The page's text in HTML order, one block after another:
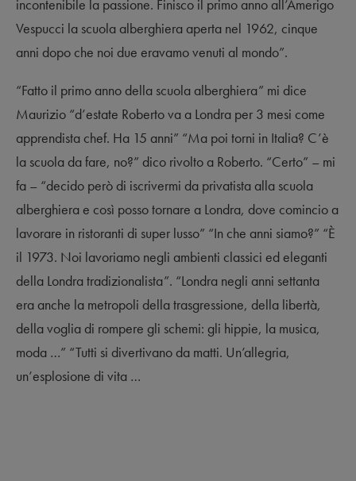
incontenibile la passione. Finisco il primo anno all’Amerigo
Vespucci la scuola alberghiera aperta nel 1962, cinque
anni dopo che noi due eravamo venuti al mondo”.
“Fatto il primo anno della scuola alberghiera” mi dice
Maurizio “d’estate Roberto va a Londra per 3 mesi come
apprendista chef. Ha 15 anni” “Ma poi torni in Italia? C’è
la scuola da fare, no?” dico rivolto a Roberto. “Certo” – mi
fa – “decido però di iscrivermi da privatista alla scuola
alberghiera e così posso tornare a Londra, dove comincio a
lavorare in ristoranti di super lusso” “In che anni siamo?” “È
il 1973. Noi lavoriamo negli ambienti classici ed eleganti
della Londra tradizionalista”. “Londra negli anni settanta
era anche la metropoli della trasgressione, della libertà,
della voglia di rompere gli schemi: gli hippie, la musica,
moda …” “Tutti si divertivano da matti. Un’allegria,
un’esplosione di vita …